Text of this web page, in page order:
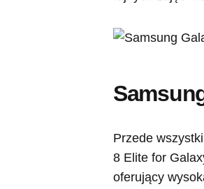
Przede
8 Elite for
oferujący